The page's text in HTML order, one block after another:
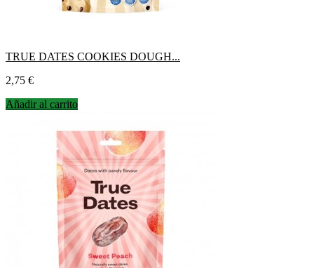
TRUE DATES COOKIES DOUGH...
Precio
2,75 €
Añadir al carrito